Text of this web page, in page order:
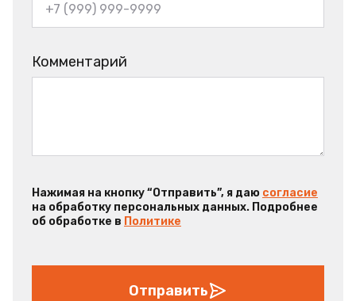
Комментарий
Нажимая на кнопку “Отправить”, я даю согласие
на обработку персональных данных. Подробнее
об обработке в Политике
Отправить